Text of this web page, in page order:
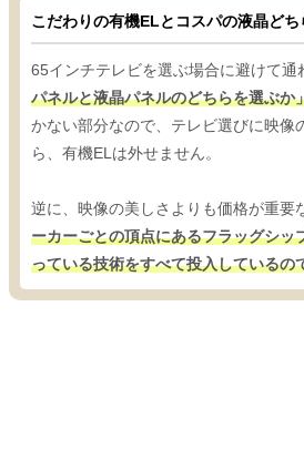
こだわりの有機ELとコスパの液晶どち
65インチテレビを選ぶ場合に避けて通
パネルと液晶パネルのどちらを選ぶか
かない部分なので、テレビ選びに映像
ら、有機ELは外せません。
逆に、映像の美しさよりも価格が重要
ーカーごとの頂点にあるフラッグシッ
っている技術をすべて投入しているの